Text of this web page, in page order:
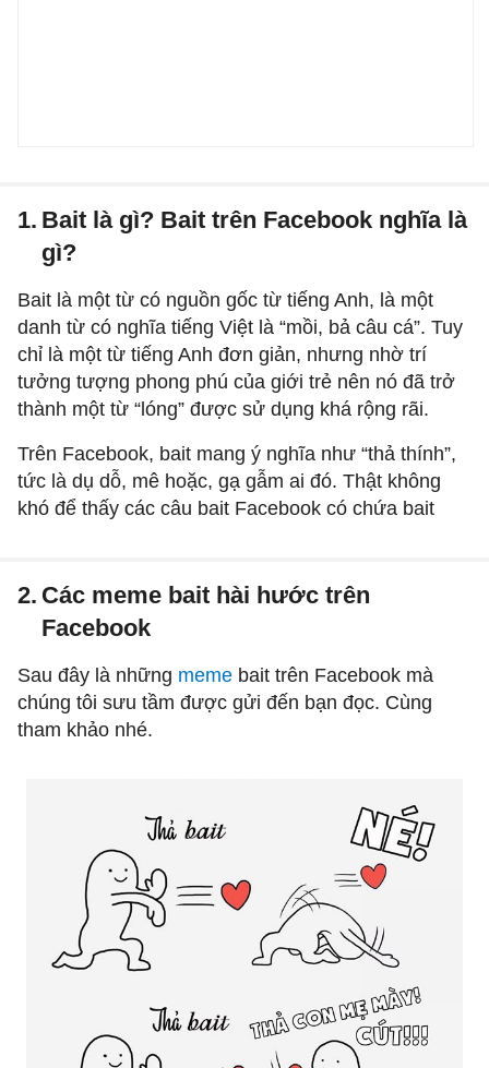
Bait là gì? Bait trên Facebook nghĩa là
gì?
1.
Bait là một từ có nguồn gốc từ tiếng Anh, là một
danh từ có nghĩa tiếng Việt là “mồi, bả câu cá”. Tuy
chỉ là một từ tiếng Anh đơn giản, nhưng nhờ trí
tưởng tượng phong phú của giới trẻ nên nó đã trở
thành một từ “lóng” được sử dụng khá rộng rãi.
Trên Facebook, bait mang ý nghĩa như “thả thính”,
tức là dụ dỗ, mê hoặc, gạ gẫm ai đó. Thật không
khó để thấy các câu bait Facebook có chứa bait
Các meme bait hài hước trên
Facebook
2.
Sau đây là những meme bait trên Facebook mà
chúng tôi sưu tầm được gửi đến bạn đọc. Cùng
tham khảo nhé.